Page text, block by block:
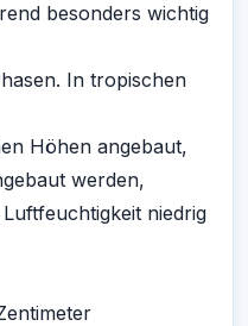
besonders wichtig
In tropischen
Höhen angebaut,
werden,
niedrig